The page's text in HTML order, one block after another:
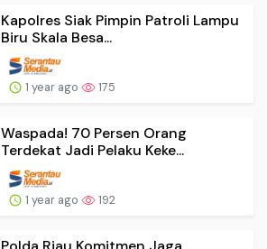
Kapolres Siak Pimpin Patroli Lampu
Biru Skala Besa...
1 year ago 175
Waspada! 70 Persen Orang
Terdekat Jadi Pelaku Keke...
1 year ago 192